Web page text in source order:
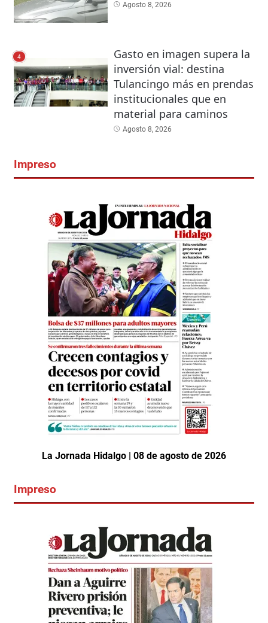
Agosto 8, 2026
4
Gasto en imagen supera la
inversión vial: destina
Tulancingo más en prendas
institucionales que en
material para caminos
Agosto 8, 2026
Impreso
La Jornada Hidalgo | 08 de agosto de 2026
Impreso